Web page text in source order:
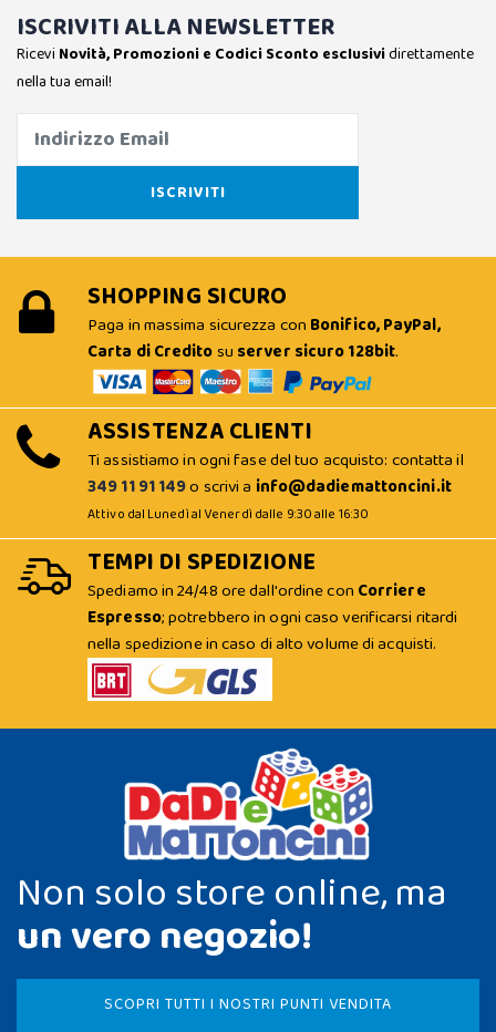
ISCRIVITI ALLA NEWSLETTER
Ricevi Novità, Promozioni e Codici Sconto esclusividirettamente
nella tua email!
SHOPPING SICURO
Paga in massima sicurezza con Bonifico, PayPal,
Carta di Creditosu server sicuro 128bit.
ASSISTENZA CLIENTI
Ti assistiamo in ogni fase del tuo acquisto: contatta il
349 11 91 149o scrivi a info@dadiemattoncini.it
Attivo dal Lunedì al Venerdì dalle 9:30 alle 16:30
TEMPI DI SPEDIZIONE
Spediamo in 24/48 ore dall'ordine con Corriere
Espresso; potrebbero in ogni caso verificarsi ritardi
nella spedizione in caso di alto volume di acquisti.
Non solo store online, ma
un vero negozio!
SCOPRI TUTTI I NOSTRI PUNTI VENDITA